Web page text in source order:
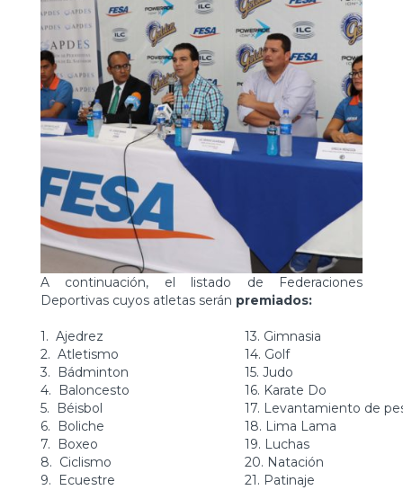
A continuación, el listado de Federaciones
Deportivas cuyos atletas serán premiados:
1. Ajedrez
13. Gimnasia
2. Atletismo
14. Golf
3. Bádminton
15. Judo
4. Baloncesto
16. Karate Do
5. Béisbol
17. Levantamiento de
6. Boliche
18. Lima Lama
7. Boxeo
19. Luchas
8. Ciclismo
20. Natación
9. Ecuestre
21. Patinaje